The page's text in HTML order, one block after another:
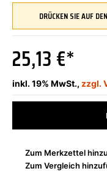
25,13 €*
inkl. 19% MwSt., zzgl.
Zum Merkzettel
Zum Vergleich